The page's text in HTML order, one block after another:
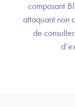
composant
attaquant non
de